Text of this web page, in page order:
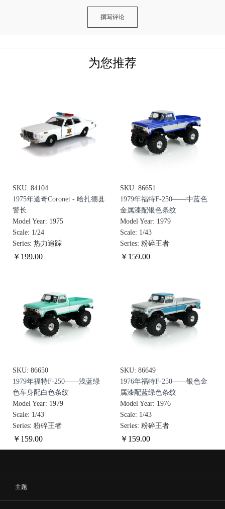
撰写评论
为您推荐
SKU: 84104
1975年道奇Coronet - 哈扎德县
警长
Model Year: 1975
Scale: 1/24
Series: 热力追踪
￥ 199.00
SKU: 86651
1979年福特F-250——中蓝色
金属漆配银色条纹
Model Year: 1979
Scale: 1/43
Series: 粉碎王者
￥ 159.00
SKU: 86650
1979年福特F-250——浅蓝绿
色车身配白色条纹
Model Year: 1979
Scale: 1/43
Series: 粉碎王者
￥ 159.00
SKU: 86649
1976年福特F-250——银色金
属漆配蓝绿色条纹
Model Year: 1976
Scale: 1/43
Series: 粉碎王者
￥ 159.00
主题